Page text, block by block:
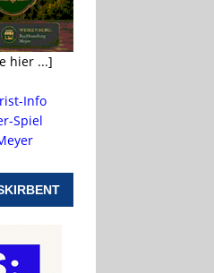
hier ...]
Info
Spiel